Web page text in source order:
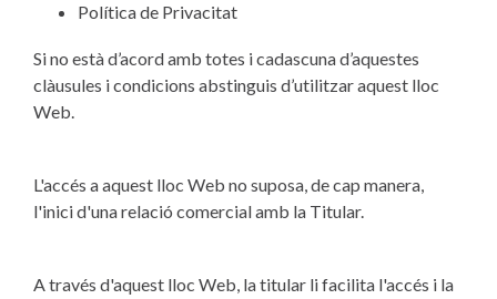
Política de Privacitat
Si no està d’acord amb totes i cadascuna d’aquestes
clàusules i condicions abstinguis d’utilitzar aquest lloc
Web.
L'accés a aquest lloc Web no suposa, de cap manera,
l'inici d'una relació comercial amb la Titular.
A través d'aquest lloc Web, la titular li facilita l'accés i la